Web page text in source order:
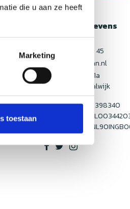
die u aan ze heeft
Marketing
toestaan
Contactgegevens
NedFan
013 590 88 45
info@nedfan.nl
Vijzelweg 21a
5145NK Waalwijk
KvK Number: 80398340
BTW-number:
Bankrekening: